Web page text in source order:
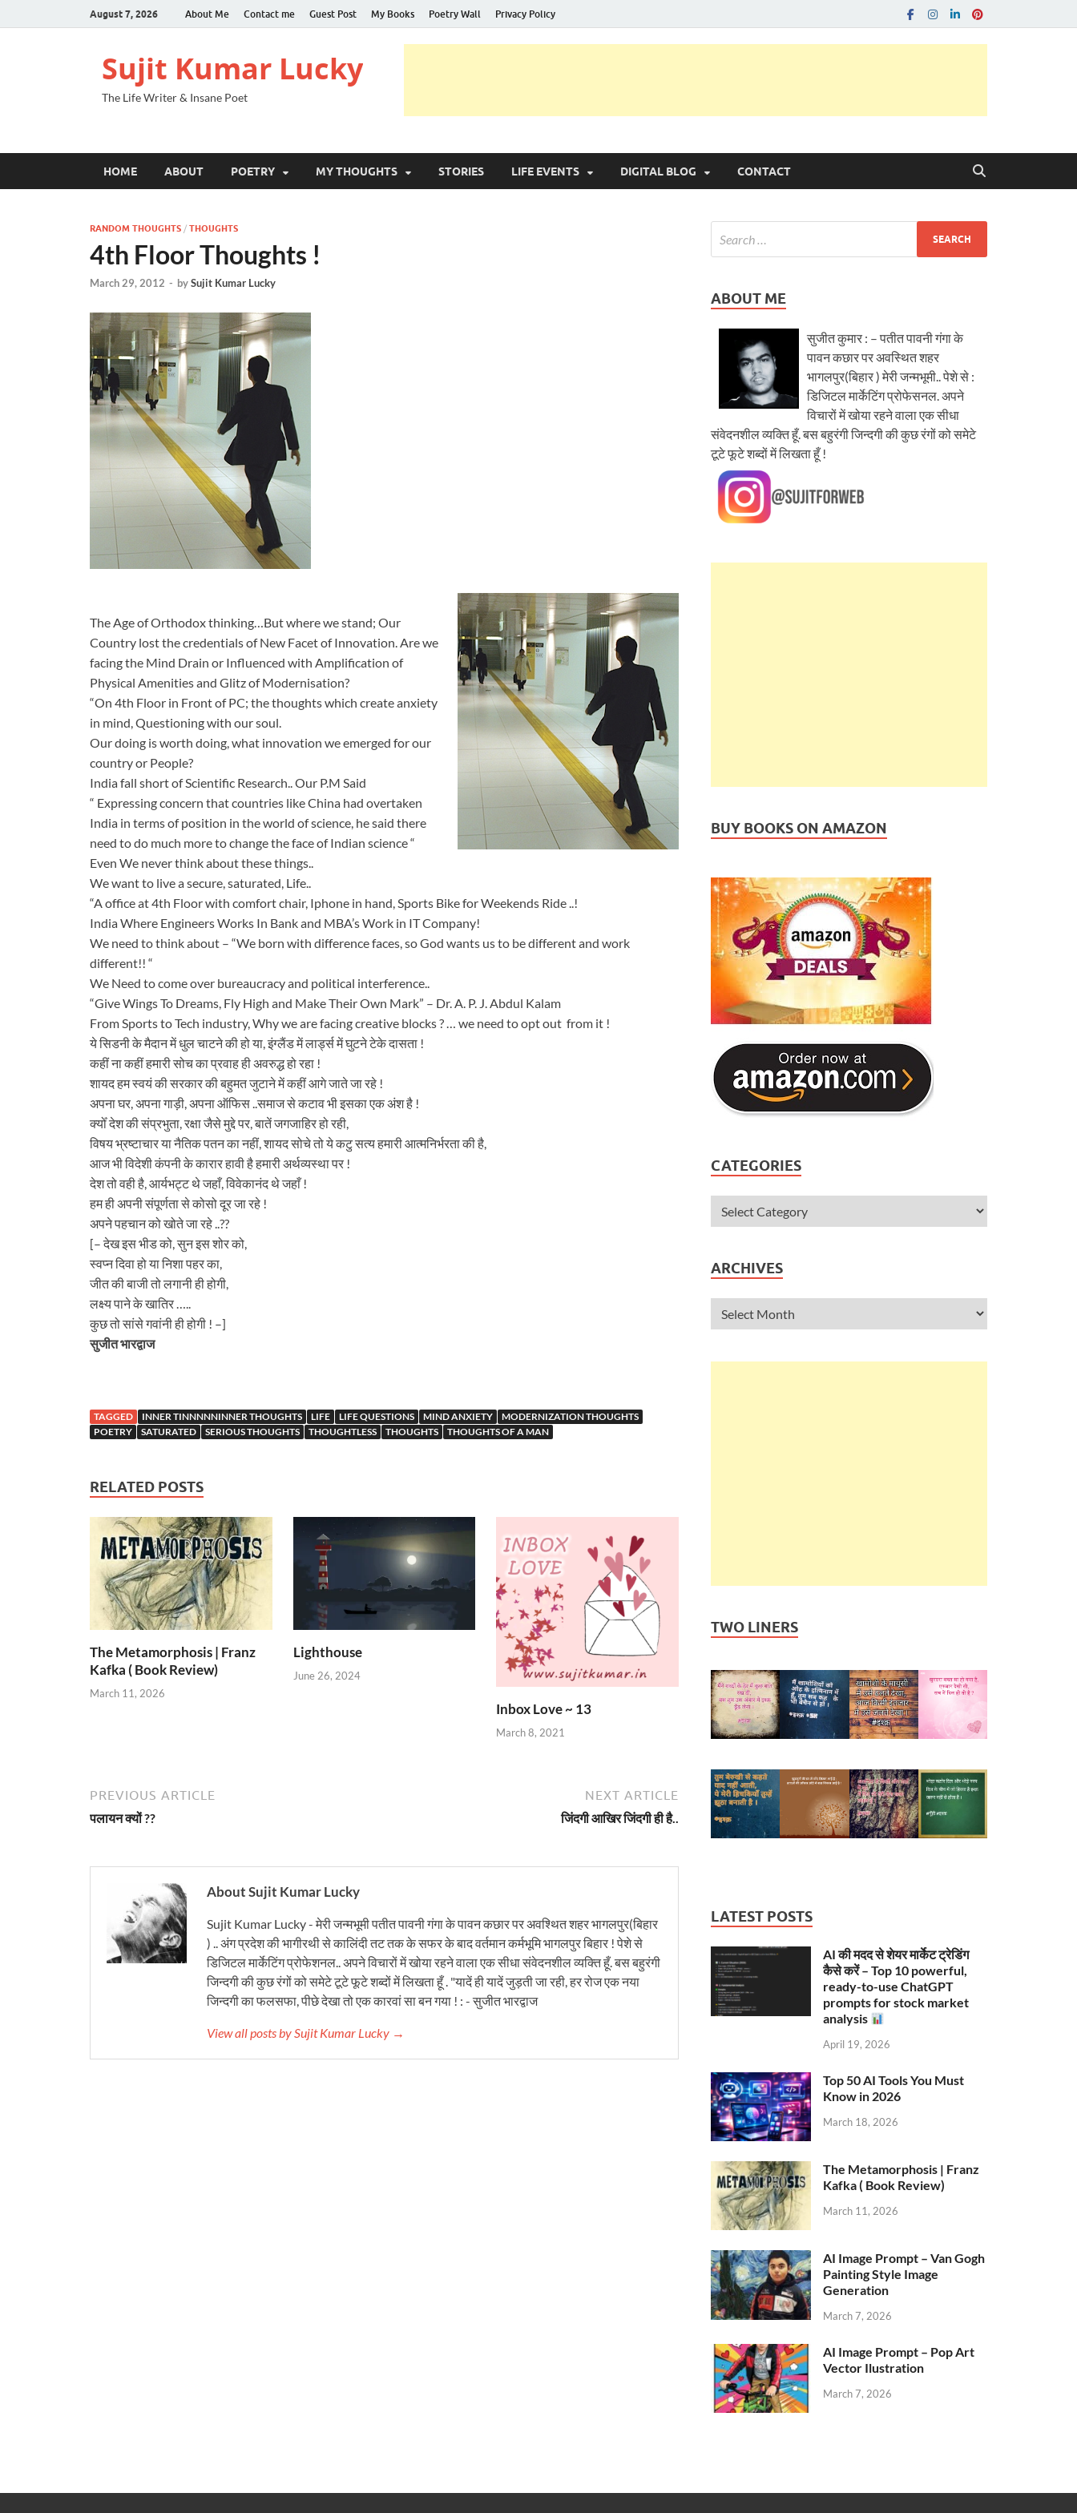
August 7, 2026 About Me Contact me Guest Post My Books Poetry Wall Privacy Policy
Sujit Kumar Lucky
The Life Writer & Insane Poet
HOME ABOUT POETRY MY THOUGHTS STORIES LIFE EVENTS DIGITAL BLOG CONTACT
RANDOM THOUGHTS / THOUGHTS
4th Floor Thoughts !
March 29, 2012 - bySujit Kumar Lucky
The Age of Orthodox thinking…But where we stand; Our
Country lost the credentials of New Facet of Innovation. Are we
facing the Mind Drain or Influenced with Amplification of
Physical Amenities and Glitz of Modernisation?
“On 4th Floor in Front of PC; the thoughts which create anxiety
in mind, Questioning with our soul.
Our doing is worth doing, what innovation we emerged for our
country or People?
India fall short of Scientific Research.. Our P.M Said
“ Expressing concern that countries like China had overtaken
India in terms of position in the world of science, he said there
need to do much more to change the face of Indian science “
Even We never think about these things..
We want to live a secure, saturated, Life..
“A office at 4th Floor with comfort chair, Iphone in hand, Sports Bike for Weekends Ride ..!
India Where Engineers Works In Bank and MBA’s Work in IT Company!
We need to think about – “We born with difference faces, so God wants us to be different and work
different!! “
We Need to come over bureaucracy and political interference..
“Give Wings To Dreams, Fly High and Make Their Own Mark” – Dr. A. P. J. Abdul Kalam
From Sports to Tech industry, Why we are facing creative blocks ? … we need to opt out from it !
ये सिडनी के मैदान में धुल चाटने की हो या, इंग्लैंड में लार्ड्स में घुटने टेके दासता !
कहीं ना कहीं हमारी सोच का प्रवाह ही अवरुद्ध हो रहा !
शायद हम स्वयं की सरकार की बहुमत जुटाने में कहीं आगे जाते जा रहे !
अपना घर, अपना गाड़ी, अपना ऑफिस ..समाज से कटाव भी इसका एक अंश है !
क्योँ देश की संप्रभुता, रक्षा जैसे मुद्दे पर, बातें जगजाहिर हो रही,
विषय भ्रष्टाचार या नैतिक पतन का नहीं, शायद सोचे तो ये कटु सत्य हमारी आत्मनिर्भरता की है,
आज भी विदेशी कंपनी के कारार हावी है हमारी अर्थव्यस्था पर !
देश तो वही है, आर्यभट्ट थे जहाँ, विवेकानंद थे जहाँ !
हम ही अपनी संपूर्णता से कोसो दूर जा रहे !
अपने पहचान को खोते जा रहे ..??
[– देख इस भीड को, सुन इस शोर को,
स्वप्न दिवा हो या निशा पहर का,
जीत की बाजी तो लगानी ही होगी,
लक्ष्य पाने के खातिर …..
कुछ तो सांसे गवांनी ही होगी ! –]
सुजीत भारद्वाज
TAGGED INNER TINNNNNINNER THOUGHTS LIFE LIFE QUESTIONS MIND ANXIETY
MODERNIZATION THOUGHTS
POETRY
SATURATED SERIOUS THOUGHTS THOUGHTLESS THOUGHTS THOUGHTS OF A MAN
RELATED POSTS
The Metamorphosis | Franz
Kafka ( Book Review)
March 11, 2026
Lighthouse
June 26, 2024
Inbox Love ~ 13
March 8, 2021
PREVIOUS ARTICLE
पलायन क्यों ??
NEXT ARTICLE
जिंदगी आखिर जिंदगी ही है..
About Sujit Kumar Lucky
Sujit Kumar Lucky - मेरी जन्मभूमी पतीत पावनी गंगा के पावन कछार पर अवश्थित शहर भागलपुर(बिहार
) .. अंग प्रदेश की भागीरथी से कालिंदी तट तक के सफर के बाद वर्तमान कर्मभूमि भागलपुर बिहार ! पेशे से
डिजिटल मार्केटिंग प्रोफेशनल.. अपने विचारों में खोया रहने वाला एक सीधा संवेदनशील व्यक्ति हूँ. बस बहुरंगी
जिन्दगी की कुछ रंगों को समेटे टूटे फूटे शब्दों में लिखता हूँ . "यादें ही यादें जुड़ती जा रही, हर रोज एक नया
जिन्दगी का फलसफा, पीछे देखा तो एक कारवां सा बन गया ! : - सुजीत भारद्वाज
View all posts by Sujit Kumar Lucky →
ABOUT ME
सुजीत कुमार : – पतीत पावनी गंगा के
पावन कछार पर अवस्थित शहर
भागलपुर(बिहार ) मेरी जन्मभूमी.. पेशे से :
डिजिटल मार्केटिंग प्रोफेसनल. अपने
विचारों में खोया रहने वाला एक सीधा
संवेदनशील व्यक्ति हूँ. बस बहुरंगी जिन्दगी की कुछ रंगों को समेटे
टूटे फूटे शब्दों में लिखता हूँ !
BUY BOOKS ON AMAZON
CATEGORIES
ARCHIVES
TWO LINERS
LATEST POSTS
AI की मदद से शेयर मार्केट ट्रेडिंग
कैसे करें – Top 10 powerful,
ready-to-use ChatGPT
prompts for stock market
analysis
April 19, 2026
Top 50 AI Tools You Must
Know in 2026
March 18, 2026
The Metamorphosis | Franz
Kafka ( Book Review)
March 11, 2026
AI Image Prompt – Van Gogh
Painting Style Image
Generation
March 7, 2026
AI Image Prompt – Pop Art
Vector Ilustration
March 7, 2026